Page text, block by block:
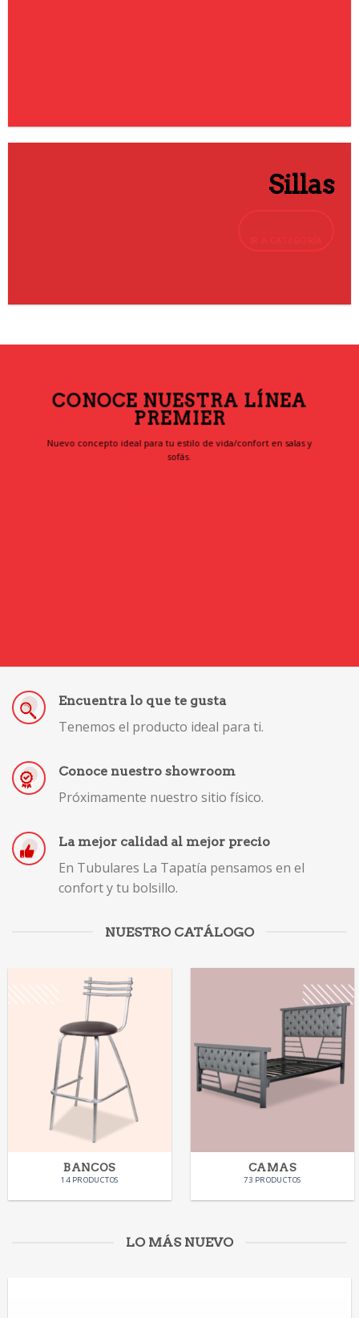
Sillas
CONOCE NUESTRA LÍNEA
PREMIER
Nuevo concepto ideal para tu estilo de vida/confort en salas y
sofás.
Encuentra lo que te gusta
Tenemos el producto ideal para ti.
Conoce nuestro showroom
Próximamente nuestro sitio físico.
La mejor calidad al mejor precio
En Tubulares La Tapatía pensamos en el
confort y tu bolsillo.
NUESTRO CATÁLOGO
BANCOS
14 PRODUCTOS
CAMAS
73 PRODUCTOS
LO MÁS NUEVO